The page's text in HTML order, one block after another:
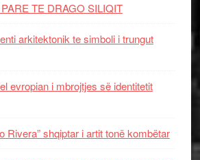
TE DRAGO SILIQIT
arkitektonik te simboli i trungut
evropian i mbrojtjes së identitetit
Rivera” shqiptar i artit tonë kombëtar